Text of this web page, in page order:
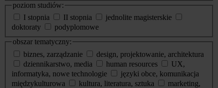
poziom studiów:
I stopnia
II stopnia
jednolite magisterskie
doktoraty
podyplomowe
obszar tematyczny:
biznes, zarządzanie
design, projektowanie, architektura
dziennikarstwo, media
human resources
UX,
informatyka, nowe technologie
języki obce, komunikacja
międzykulturowa
kultura, literatura, sztuka
marketing,